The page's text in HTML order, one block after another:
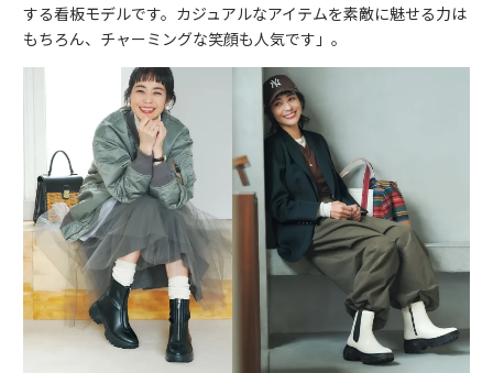
する看板モデルです。カジュアルなアイテムを素敵に魅せる力は
もちろん、チャーミングな笑顔も人気です」。